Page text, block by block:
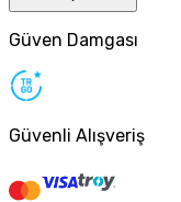
Güven Damgası
Güvenli Alışveriş